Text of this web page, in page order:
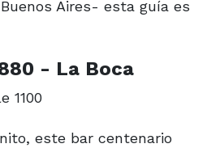
Aires- esta guía es
- La Boca
1100
este bar centenario